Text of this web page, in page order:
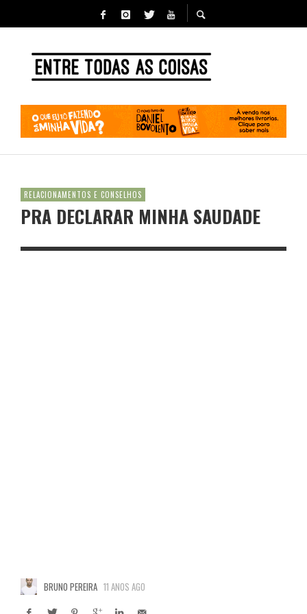
RELACIONAMENTOS E CONSELHOS
PRA DECLARAR MINHA SAUDADE
BRUNO PEREIRA 11 ANOS AGO